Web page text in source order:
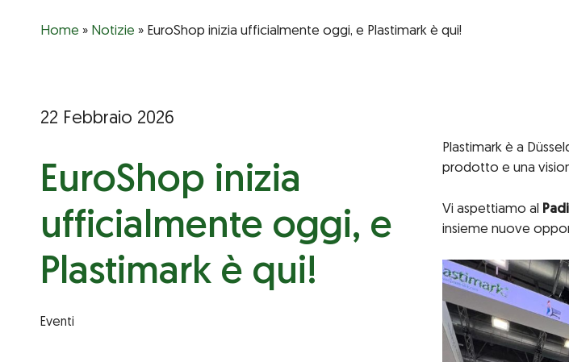
Home » Notizie » EuroShop inizia ufficialmente oggi, e Plastimark è qui!
22 Febbraio 2026
EuroShop inizia
ufficialmente oggi, e
Plastimark è qui!
Eventi
Plastimark è a
prodotto e una
Vi aspettiamo al
insieme nuove